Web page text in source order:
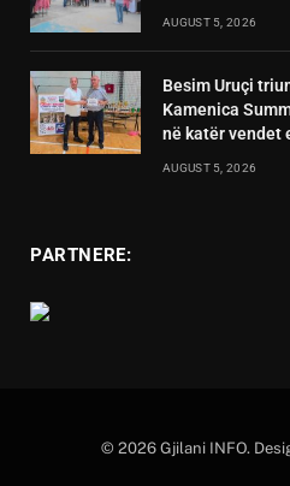
AUGUST 5, 2026
Besim Uruçi
Kamenica
në katër vendet
AUGUST 5, 2026
PARTNERE:
© 2026 Gjilani INFO.